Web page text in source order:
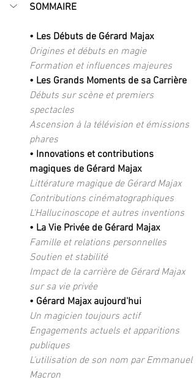
SOMMAIRE
• Les Débuts de Gérard Majax
Origines et débuts en magie
Formation et influences majeures
• Les Grands Moments de sa Carrière
Débuts sur scène et premiers
spectacles
Ascension à la télévision et émissions
phares
• Innovations et contributions
magiques de Gérard Majax
Littérature magique de Gérard Majax
Contributions cinématographiques
L'Hallucinoscope et autres inventions
• La Vie Privée de Gérard Majax
Famille et relations personnelles
Soutien et stabilité
Impact de la carrière de Gérard Majax
sur sa vie privée
• Gérard Majax aujourd'hui
Un magicien toujours actif
Engagements actuels et apparitions
publiques
L'utilisation de son nom par Emmanuel
Macron